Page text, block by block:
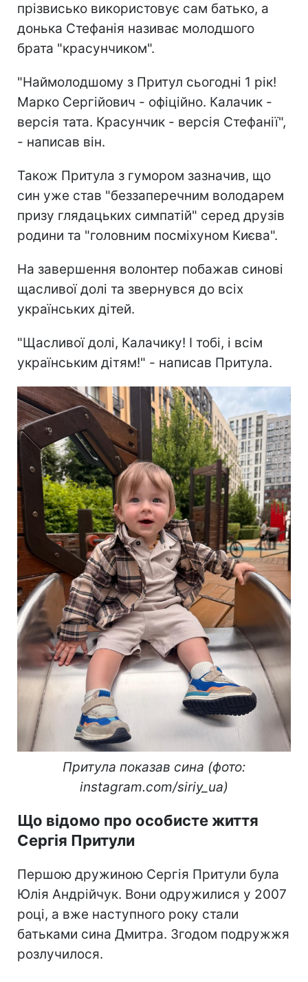
прізвисько використовує сам батько, а
донька Стефанія називає молодшого
брата "красунчиком".
"Наймолодшому з Притул сьогодні 1 рік!
Марко Сергійович - офіційно. Калачик -
версія тата. Красунчик - версія Стефанії",
- написав він.
Також Притула з гумором зазначив, що
син уже став "беззаперечним володарем
призу глядацьких симпатій" серед друзів
родини та "головним посміхуном Києва".
На завершення волонтер побажав синові
щасливої долі та звернувся до всіх
українських дітей.
"Щасливої долі, Калачику! І тобі, і всім
українським дітям!" - написав Притула.
Притула показав сина (фото:
instagram.com/siriy_ua)
Що відомо про особисте життя
Сергія Притули
Першою дружиною Сергія Притули була
Юлія Андрійчук. Вони одружилися у 2007
році, а вже наступного року стали
батьками сина Дмитра. Згодом подружжя
розлучилося.